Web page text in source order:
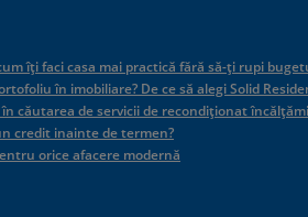
îți faci casa mai practică fără să-ți rupi
în imobiliare? De ce să alegi Solid
în căutarea de servicii de recondiționat
credit inainte de termen?
orice afacere modernă